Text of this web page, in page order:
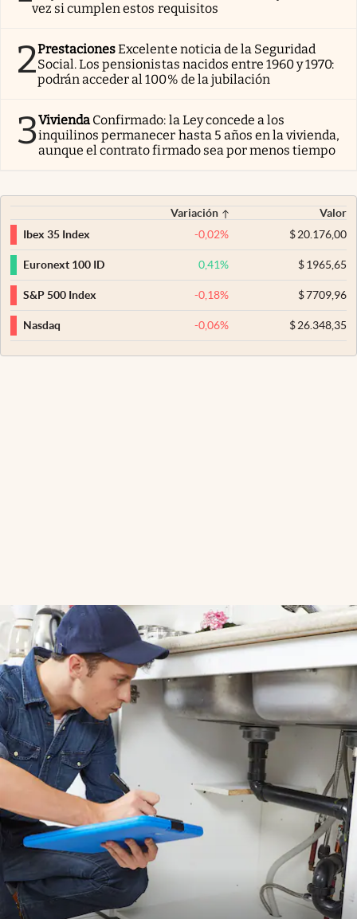
vez si cumplen estos requisitos
2PrestacionesExcelente noticia de la Seguridad
Social. Los pensionistas nacidos entre 1960 y 1970:
podrán acceder al 100% de la jubilación
3Vivienda Confirmado: la Ley concede a los
inquilinos permanecer hasta 5 años en la vivienda,
aunque el contrato firmado sea por menos tiempo
Variación
Valor
Ibex 35 Index
-0,02% $20.176,00
Euronext 100 ID 0,41% $1965,65
S&P 500 Index -0,18% $7709,96
Nasdaq -0,06% $26.348,35